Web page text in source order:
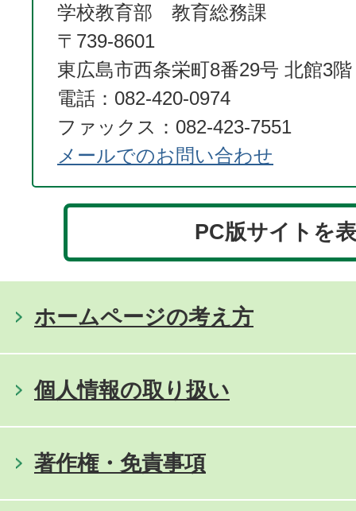
学校教育部 教育総務課
〒739-8601
東広島市西条栄町8番29号 北館3階
電話：082-420-0974
ファックス：082-423-7551
メールでのお問い合わせ
PC版サイトを
ホームページの考え方
個人情報の取り扱い
著作権・免責事項